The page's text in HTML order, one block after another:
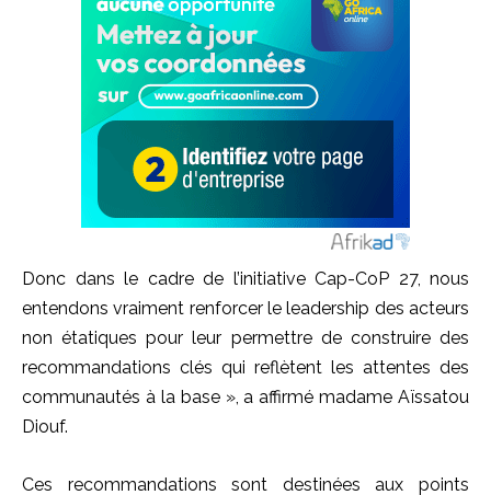
Donc dans le cadre de l’initiative Cap-CoP 27, nous
entendons vraiment renforcer le leadership des acteurs
non étatiques pour leur permettre de construire des
recommandations clés qui reflètent les attentes des
communautés à la base », a affirmé madame Aïssatou
Diouf.
Ces recommandations sont destinées aux points